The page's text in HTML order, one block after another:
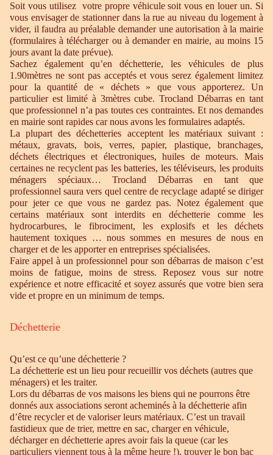
Soit vous utilisez votre propre véhicule soit vous en louer un. Si
vous envisager de stationner dans la rue au niveau du logement à
vider, il faudra au préalable demander une autorisation à la mairie
(formulaires à télécharger ou à demander en mairie, au moins 15
jours avant la date prévue).
Sachez également qu’en déchetterie, les véhicules de plus
1.90mètres ne sont pas acceptés et vous serez également limitez
pour la quantité de « déchets » que vous apporterez. Un
particulier est limité à 3mètres cube. Trocland Débarras en tant
que professionnel n’a pas toutes ces contraintes. Et nos demandes
en mairie sont rapides car nous avons les formulaires adaptés.
La plupart des déchetteries acceptent les matériaux suivant :
métaux, gravats, bois, verres, papier, plastique, branchages,
déchets électriques et électroniques, huiles de moteurs. Mais
certaines ne recyclent pas les batteries, les téléviseurs, les produits
ménagers spéciaux… Trocland Débarras en tant que
professionnel saura vers quel centre de recyclage adapté se diriger
pour jeter ce que vous ne gardez pas. Notez également que
certains matériaux sont interdits en déchetterie comme les
hydrocarbures, le fibrociment, les explosifs et les déchets
hautement toxiques … nous sommes en mesures de nous en
charger et de les apporter en entreprises spécialisées.
Faire appel à un professionnel pour son débarras de maison c’est
moins de fatigue, moins de stress. Reposez vous sur notre
expérience et notre efficacité et soyez assurés que votre bien sera
vide et propre en un minimum de temps.
Déchetterie
Qu’est ce qu’une déchetterie ?
La déchetterie est un lieu pour recueillir vos déchets (autres que
ménagers) et les traiter.
Lors du débarras de vos maisons les biens qui ne pourrons être
donnés aux associations seront acheminés à la déchetterie afin
d’être recycler et de valoriser leurs matériaux. C’est un travail
fastidieux que de trier, mettre en sac, charger en véhicule,
décharger en déchetterie apres avoir fais la queue (car les
particuliers viennent tous à la même heure !), trouver le bon bac